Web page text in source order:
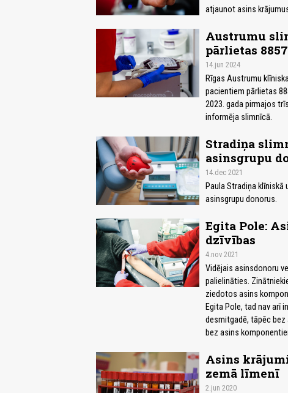
atjaunot asins
Austrumu
pārlietas
14.jun 2024
Rīgas Austrumu
pacientiem pārlietas
2023. gada pirmajos
informēja slimnīcā.
Stradiņa
asinsgrupu
14.dec 2021
Paula Stradiņa
asinsgrupu donorus.
Egita Pole:
dzīvības
4.nov 2021
Vidējais asinsdonoru
palielināties.
ziedotos asins
Egita Pole, tad nav arī
desmitgadē, tāpēc
bez asins
Asins
zemā līmenī
2.jun 2020